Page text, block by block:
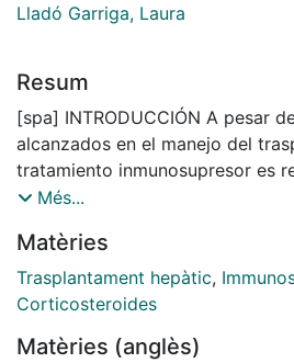
Lladó Garriga, Laura
Resum
[spa] INTRODUCCIÓN A pesar
alcanzados en el manejo del
tratamiento inmunosupresor es
importante comorbilidad en
aumento de los factores de
una influencia negativa en la
hepatitis C. En ese sentido, los
factores, por lo que es
Més...
Matèries
Trasplantament hepàtic,
Corticosteroides
Matèries (anglès)